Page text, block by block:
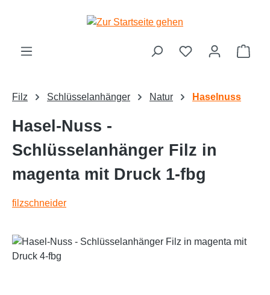
Filz Schlüsselanhänger Natur Haselnuss
Hasel-Nuss -
Schlüsselanhänger Filz in
magenta mit Druck 1-fbg
filzschneider
Bildergalerie überspringen
Text vergrößern Hochkontrastmodus